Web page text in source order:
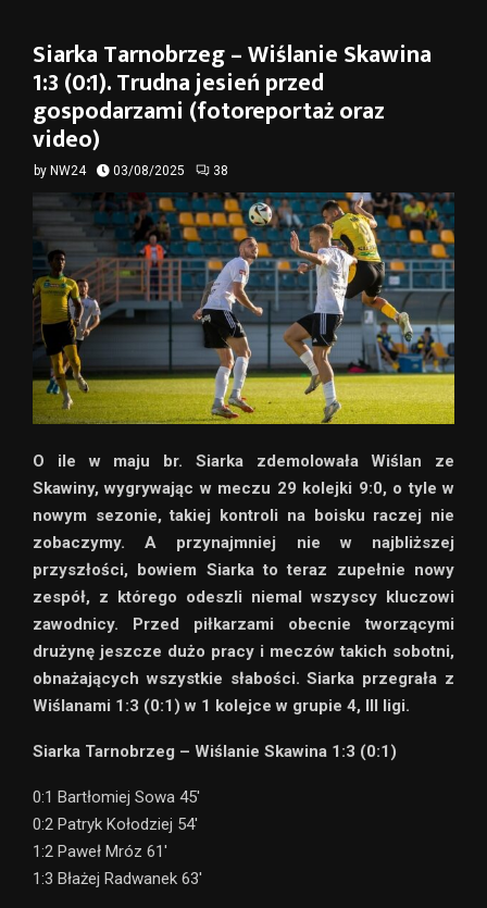
Siarka Tarnobrzeg – Wiślanie Skawina
1:3 (0:1). Trudna jesień przed
gospodarzami (fotoreportaż oraz
video)
by NW24 03/08/2025 38
O ile w maju br. Siarka zdemolowała Wiślan ze
Skawiny, wygrywając w meczu 29 kolejki 9:0, o tyle w
nowym sezonie, takiej kontroli na boisku raczej nie
zobaczymy. A przynajmniej nie w najbliższej
przyszłości, bowiem Siarka to teraz zupełnie nowy
zespół, z którego odeszli niemal wszyscy kluczowi
zawodnicy. Przed piłkarzami obecnie tworzącymi
drużynę jeszcze dużo pracy i meczów takich sobotni,
obnażających wszystkie słabości. Siarka przegrała z
Wiślanami 1:3 (0:1) w 1 kolejce w grupie 4, III ligi.
Siarka Tarnobrzeg – Wiślanie Skawina 1:3 (0:1)
0:1 Bartłomiej Sowa 45′
0:2 Patryk Kołodziej 54′
1:2 Paweł Mróz 61′
1:3 Błażej Radwanek 63′